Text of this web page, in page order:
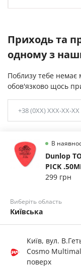
Приходь та
одному з
Поблизу тебе немає
обов'язково щось
В
Dunlop
PICK
299 грн
Виберіть область
Київська
Київ, вул.
Cosmo
поверх